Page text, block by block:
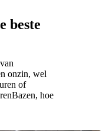
beste
onzin, wel
of
hoe